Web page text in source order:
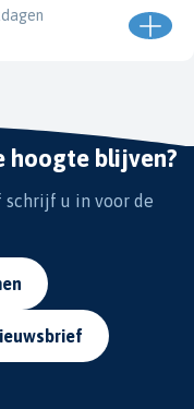
hoogte blijven?
schrijf u in voor de